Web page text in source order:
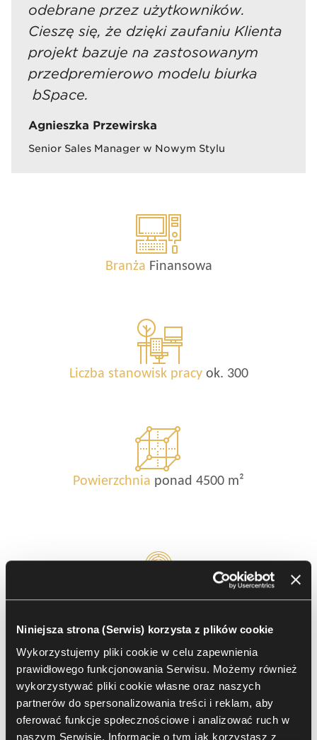
Niniejsza strona (Serwis) korzysta z plików cookie
Wykorzystujemy pliki cookie w celu zapewnienia
prawidłowego funkcjonowania Serwisu. Możemy również
wykorzystywać pliki cookie własne oraz naszych
partnerów do spersonalizowania treści i reklam, aby
oferować funkcje społecznościowe i analizować ruch w
naszym Serwisie. Informacje o tym jak korzystasz z
odebrane przez użytkowników.
Cieszę się, że dzięki zaufaniu Klienta
projekt bazuje na zastosowanym
przedpremierowo modelu biurka
bSpace.
Agnieszka Przewirska
Senior Sales Manager w Nowym Stylu
Branża Finansowa
Liczba stanowisk pracyok. 300
Powierzchnia ponad 4500 m²
1. Stworzenie biura odpowiadającego
oczekiwaniom firmy z branży finansowej.
2. Zapewnienie pracownikom
ergonomicznych stanowisk pracy.
3. Stworzenie miejsc do spotkań i konferencji